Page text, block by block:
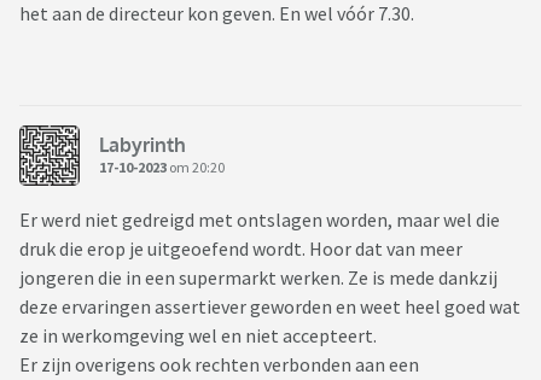
het aan de directeur kon geven. En wel vóór 7.30.
Labyrinth
17-10-2023 om 20:20
Er werd niet gedreigd met ontslagen worden, maar wel die
druk die erop je uitgeoefend wordt. Hoor dat van meer
jongeren die in een supermarkt werken. Ze is mede dankzij
deze ervaringen assertiever geworden en weet heel goed wat
ze in werkomgeving wel en niet accepteert.
Er zijn overigens ook rechten verbonden aan een